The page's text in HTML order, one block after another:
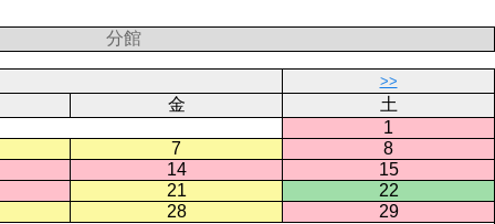
分館
>>
金
土
1
7
8
14
15
21
22
28
29